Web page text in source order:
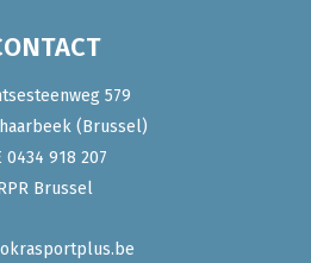
579
(Brussel)
0434 918 207
Brussel